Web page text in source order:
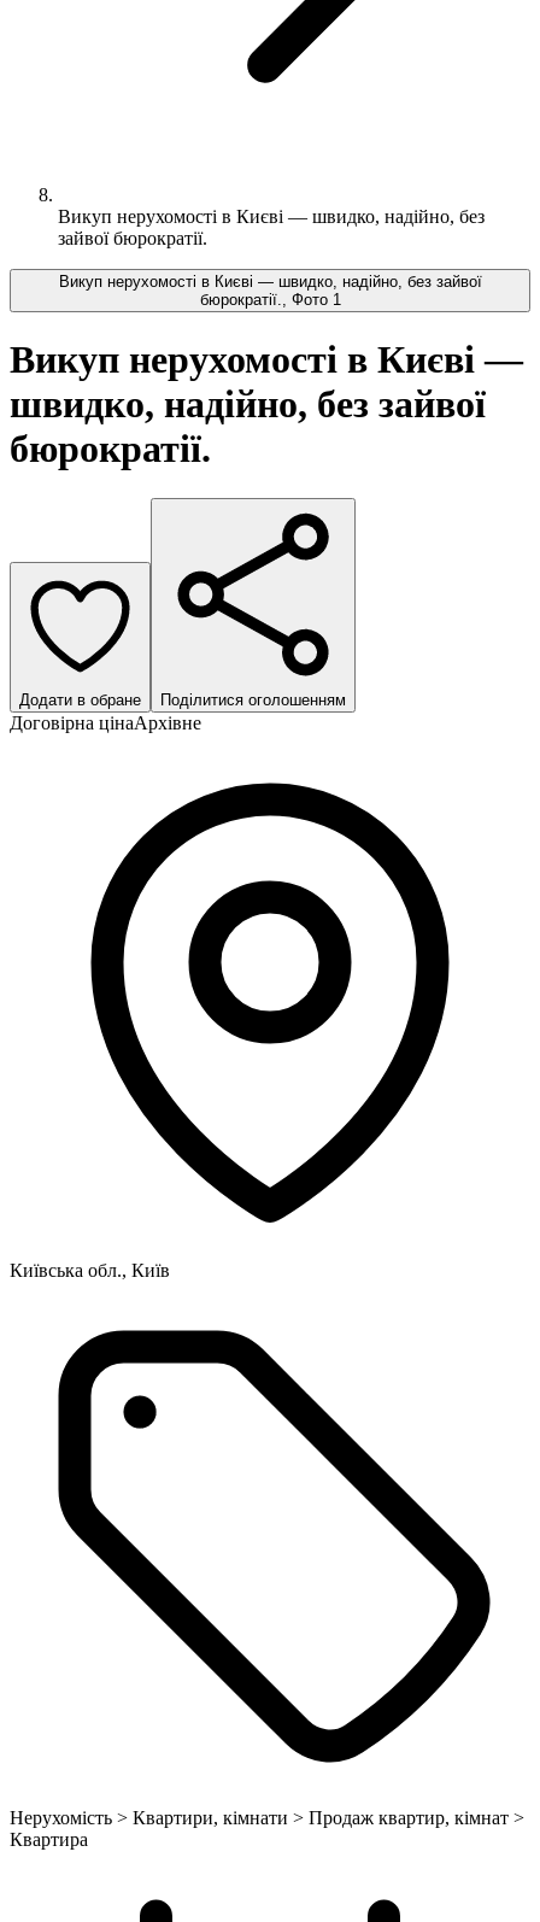
Викуп нерухомості в Києві — швидко, надійно, без
зайвої бюрократії.
Викуп нерухомості в Києві — швидко, надійно, без зайвої
бюрократії., Фото 1
Викуп нерухомості в Києві —
швидко, надійно, без зайвої
бюрократії.
Додати в обране Поділитися оголошенням
Договірна цінаАрхівне
Київська обл., Київ
Нерухомість > Квартири, кімнати > Продаж квартир, кімнат >
Квартира